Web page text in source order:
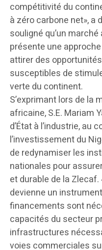
compétitivité du
à zéro carbone net», a
souligné qu’un
présente une
attirer des
susceptibles de
verte du continent.
S’exprimant lors de la
africaine, S.E. Mariam
d’État à l’industrie, au
l’investissement du
de redynamiser les
nationales pour
et durable de la
devienne un
financements sont
capacités du secteur
infrastructures
voies commerciales